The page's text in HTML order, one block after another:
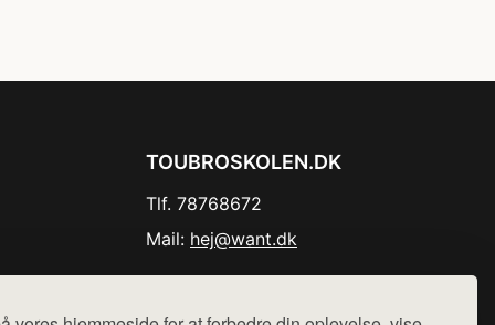
TOUBROSKOLEN.DK
Tlf. 78768672
Mail: hej@want.dk